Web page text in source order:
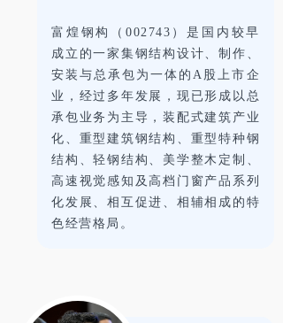
富煌钢构（002743）是国内较早
成立的一家集钢结构设计、制作、
安装与总承包为一体的A股上市企
业，经过多年发展，现已形成以总
承包业务为主导，装配式建筑产业
化、重型建筑钢结构、重型特种钢
结构、轻钢结构、美学整木定制、
高速视觉感知及高档门窗产品系列
化发展、相互促进、相辅相成的特
色经营格局。